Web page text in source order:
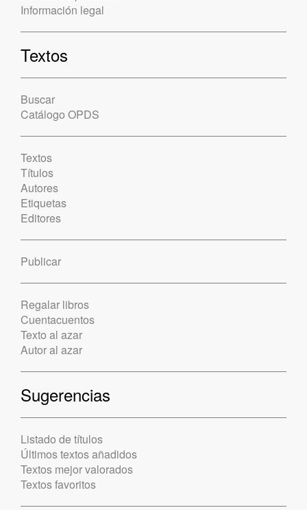
Información legal
Textos
Buscar
Catálogo OPDS
Textos
Títulos
Autores
Etiquetas
Editores
Publicar
Regalar libros
Cuentacuentos
Texto al azar
Autor al azar
Sugerencias
Listado de títulos
Últimos textos añadidos
Textos mejor valorados
Textos favoritos